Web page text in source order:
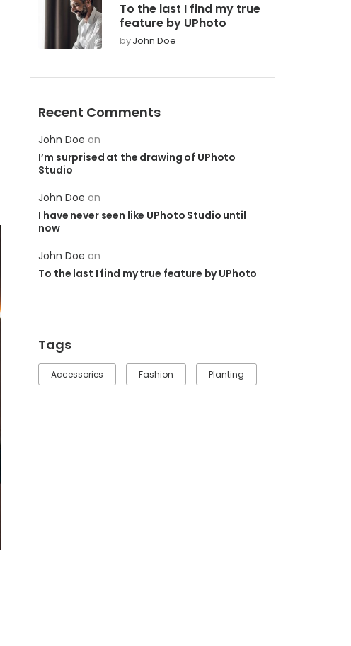
To the last I find my true
feature by UPhoto
byJohn Doe
Recent Comments
John Doe on
I’m surprised at the drawing of UPhoto
Studio
John Doe on
I have never seen like UPhoto Studio until
now
John Doe on
To the last I find my true feature by UPhoto
Tags
Accessories Fashion Planting